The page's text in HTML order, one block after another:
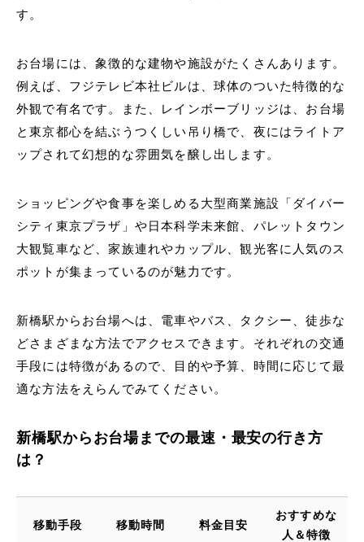
す。
お台場には、象徴的な建物や施設がたくさんあります。
例えば、フジテレビ本社ビルは、球体のついた特徴的な
外観で有名です。また、レインボーブリッジは、お台場
と東京都心を結ぶうつくしい吊り橋で、夜にはライトア
ップされて幻想的な雰囲気を醸し出します。
ショッピングや食事を楽しめる大型商業施設「ダイバー
シティ東京プラザ」や日本科学未来館、パレットタウン
大観覧車など、家族連れやカップル、観光客に人気のス
ポットが集まっているのが魅力です。
新橋駅からお台場へは、電車やバス、タクシー、徒歩な
どさまざまな方法でアクセスできます。それぞれの交通
手段には特徴があるので、目的や予算、時間に応じて最
適な方法をえらんでみてください。
新橋駅からお台場までの最速・最安の行き方
は？
移動手段 移動時間 料金目安
おすすめな
人＆特徴